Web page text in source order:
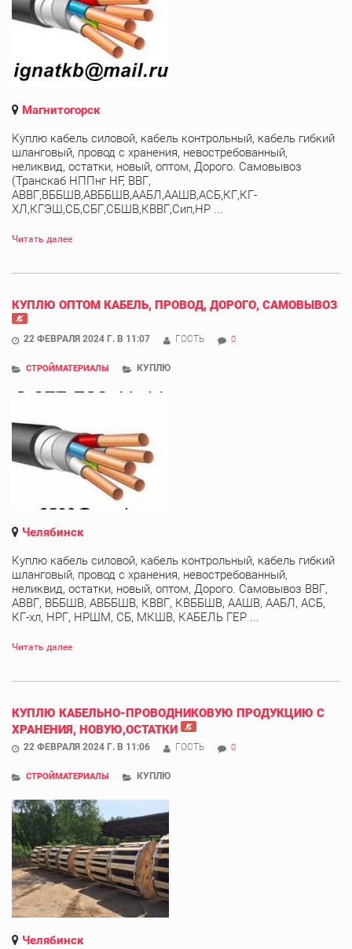
Магнитогорск
Куплю кабель силовой, кабель контрольный, кабель гибкий
шланговый, провод с хранения, невостребованный,
неликвид, остатки, новый, оптом, Дорого. Самовывоз
(Транскаб НППнг HF, ВВГ,
АВВГ,ВББШВ,АВББШВ,ААБЛ,ААШВ,АСБ,КГ,КГ-
ХЛ,КГЭШ,СБ,СБГ,СБШВ,КВВГ,Сип,НР ...
Читать далее
КУПЛЮ ОПТОМ КАБЕЛЬ, ПРОВОД, ДОРОГО, САМОВЫВОЗ
22 ФЕВРАЛЯ 2024 Г. В 11:07 ГОСТЬ 0
СТРОЙМАТЕРИАЛЫ КУПЛЮ
Челябинск
Куплю кабель силовой, кабель контрольный, кабель гибкий
шланговый, провод с хранения, невостребованный,
неликвид, остатки, новый, оптом, Дорого. Самовывоз ВВГ,
АВВГ, ВББШВ, АВББШВ, КВВГ, КВББШВ, ААШВ, ААБЛ, АСБ,
КГ-хл, НРГ, НРШМ, СБ, МКШВ, КАБЕЛЬ ГЕР ...
Читать далее
КУПЛЮ КАБЕЛЬНО-ПРОВОДНИКОВУЮ ПРОДУКЦИЮ С
ХРАНЕНИЯ, НОВУЮ,ОСТАТКИ
22 ФЕВРАЛЯ 2024 Г. В 11:06 ГОСТЬ 0
СТРОЙМАТЕРИАЛЫ КУПЛЮ
Челябинск